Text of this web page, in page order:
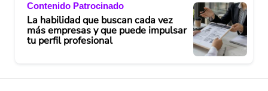
Contenido Patrocinado
La habilidad que buscan cada vez
más empresas y que puede impulsar
tu perfil profesional